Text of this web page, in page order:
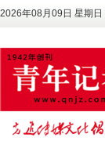
2026年08月09日 星期日